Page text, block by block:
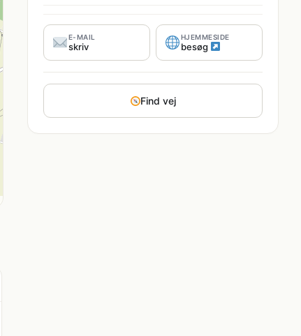
E-MAIL
skriv
HJEMMESIDE
besøg
Find vej